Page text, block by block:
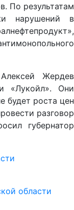
По результатам
нарушений в
Жердев
«Лукойл». Они
будет роста цен
разговор
губернатор
области